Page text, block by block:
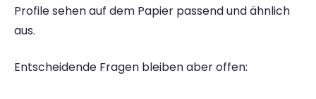
Profile sehen auf dem Papier passend und ähnlich
aus.
Entscheidende Fragen bleiben aber offen: